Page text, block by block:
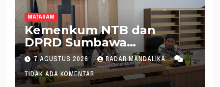
MATARAM
Kemenkum NTB dan
DPRD Sumbawa
Mantapkan Rencana
Pembentukan 8 Raperda
Inisiatif
7 AGUSTUS 2026 RADAR MANDALIKA
TIDAK ADA KOMENTAR